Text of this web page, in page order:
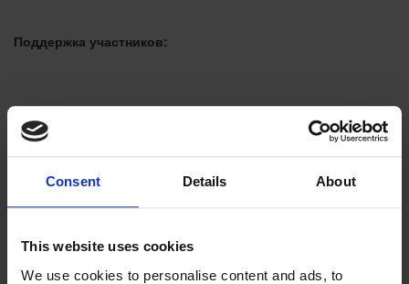
Consent Details About
This website uses cookies
We use cookies to personalise content and ads, to
Поддержка участников:
Вопросы об опросе, вашей учетной записи или платеже?
Свяжитесь со службой поддержки участников Syno
International:membersupport@synoint.com.